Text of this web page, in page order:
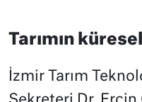
Tarımın
İzmir Tarım